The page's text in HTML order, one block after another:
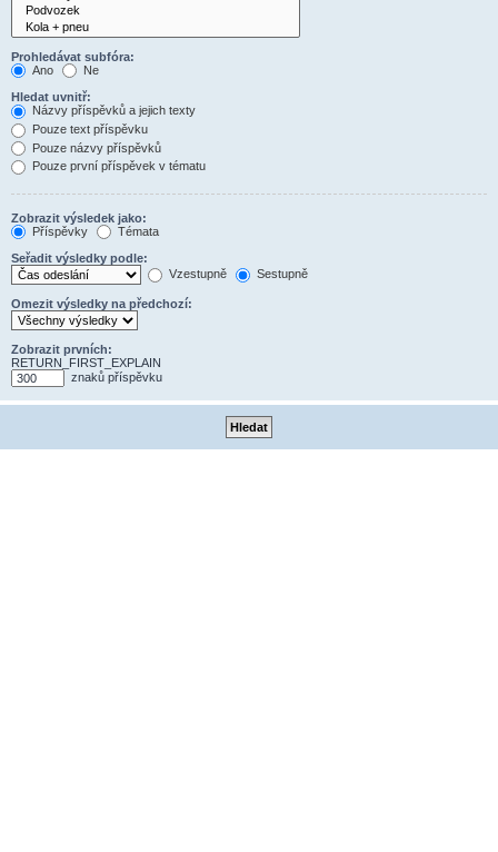
Prohledávat subfóra:
Ano
Ne
Hledat uvnitř:
Názvy příspěvků a jejich texty
Pouze text příspěvku
Pouze názvy příspěvků
Pouze první příspěvek v tématu
Zobrazit výsledek jako:
Příspěvky
Témata
Seřadit výsledky podle:
Vzestupně
Sestupně
Omezit výsledky na předchozí:
Zobrazit prvních:
RETURN_FIRST_EXPLAIN
znaků příspěvku